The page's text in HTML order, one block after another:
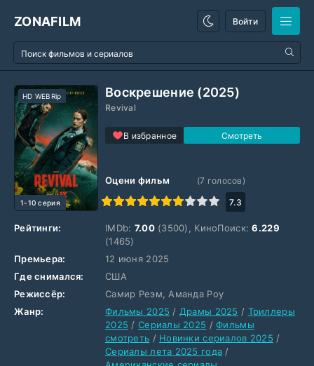
ZONAFILM Войти
Воскрешение (2025)
Revival
В избранное
HD WEBRip
1-10 серия
Оцени фильм
1
2 3 4 5 7 8 9 10
(7 голосов)
7.3
Рейтинги: IMDb: 7.00(3500), КиноПоиск:6.229
(1465)
Премьера:
12 июня 2025
Где снимался:
США
Режиссёр:
Самир Реэм, Аманда Роу
Жанр:
Фильмы 2025 / Драмы 2025 / Триллеры
2025 / Сериалы 2025 /Фильмы
смотреть / Новинки сериалов 2025 /
Сериалы лета 2025 года /